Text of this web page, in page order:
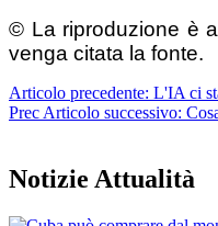
© La riproduzione è
venga citata la fonte.
Articolo precedente: L'IA ci
Prec Articolo successivo:
Notizie Attualità